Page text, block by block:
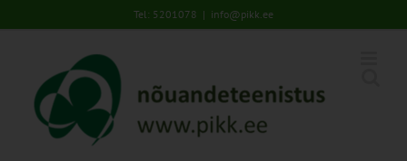
to
Tel: 5201078 | info@pikk.ee